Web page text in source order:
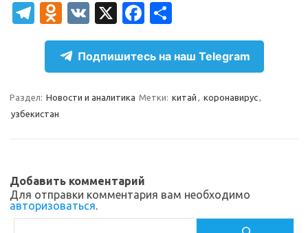
T
el
gr
a
m
O
d
n
o
kl
i
V
K
X
Fa
c
e
b
o
т
п
р
а
ь
Подпишитесь на наш Telegram
Раздел: Новости и аналитика Метки: китай , коронавирус,
узбекистан
Добавить комментарий
Для отправки комментария вам необходимо
авторизоваться.